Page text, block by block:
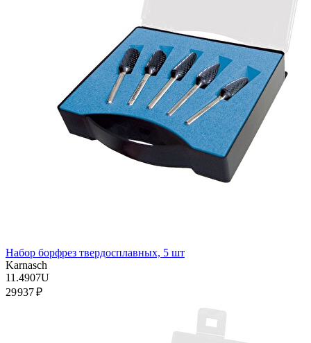
Набор борфрез твердосплавных, 5 шт
Karnasch
11.4907U
29 937 ₽